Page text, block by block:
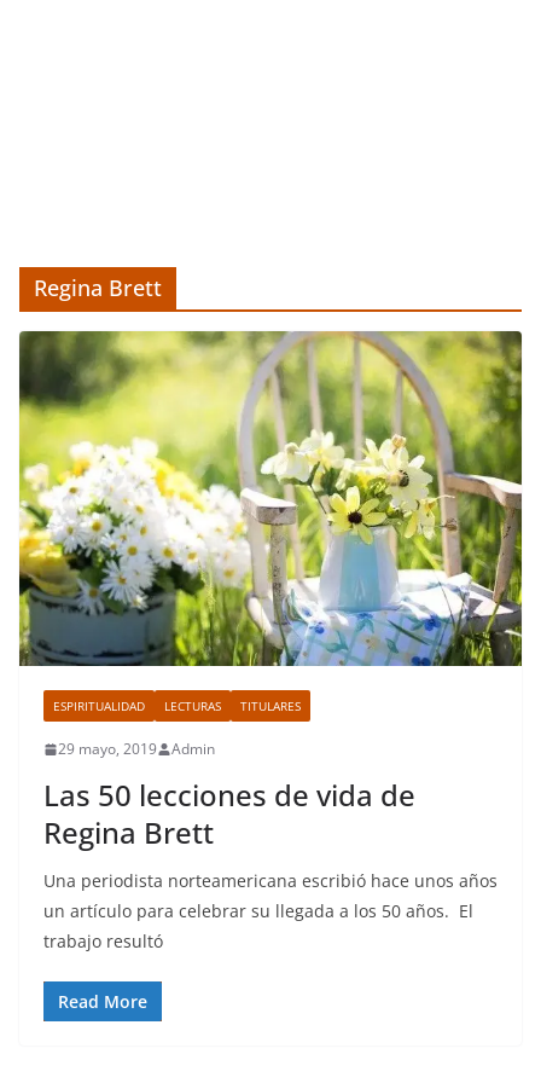
Regina Brett
ESPIRITUALIDAD LECTURAS TITULARES
29 mayo, 2019 Admin
Las 50 lecciones de vida de
Regina Brett
Una periodista norteamericana escribió hace unos años
un artículo para celebrar su llegada a los 50 años. El
trabajo resultó
Read More